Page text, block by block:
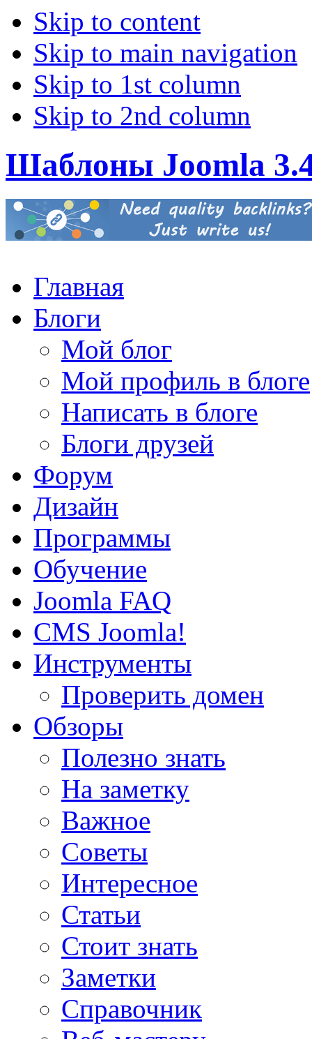
Skip to content
Skip to main navigation
Skip to 1st column
Skip to 2nd column
Шаблоны Joomla
Главная
Блоги
Мой блог
Мой профиль в блоге
Написать в блоге
Блоги друзей
Форум
Дизайн
Программы
Обучение
Joomla FAQ
CMS Joomla!
Инструменты
Проверить домен
Обзоры
Полезно знать
На заметку
Важное
Советы
Интересное
Статьи
Стоит знать
Заметки
Справочник